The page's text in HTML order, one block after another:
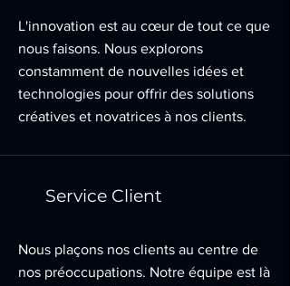
L'innovation est au cœur de tout ce que
nous faisons. Nous explorons
constamment de nouvelles idées et
technologies pour offrir des solutions
créatives et novatrices à nos clients.
Service Client
Nous plaçons nos clients au centre de
nos préoccupations. Notre équipe est là